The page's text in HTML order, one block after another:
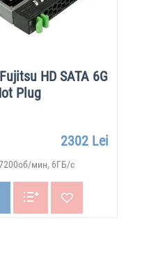
HD SATA 6G
Plug
2302 Lei
мин, 6ГБ/с